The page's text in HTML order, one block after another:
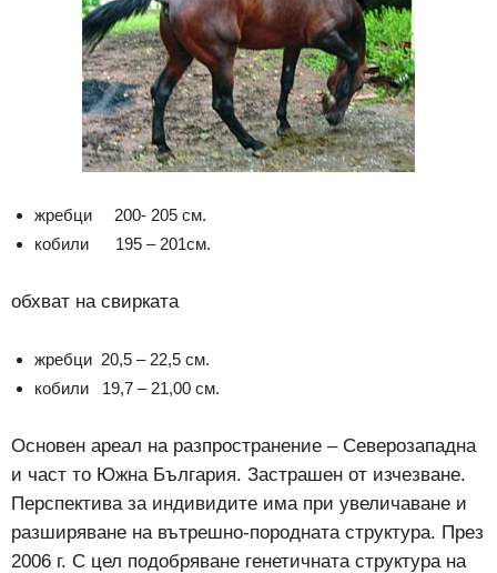
жребци 200- 205 см.
кобили 195 – 201см.
обхват на свирката
жребци 20,5 – 22,5 см.
кобили 19,7 – 21,00 см.
Основен ареал на разпространение – Северозападна
и част то Южна България. Застрашен от изчезване.
Перспектива за индивидите има при увеличаване и
разширяване на вътрешно-породната структура. През
2006 г. С цел подобряване генетичната структура на